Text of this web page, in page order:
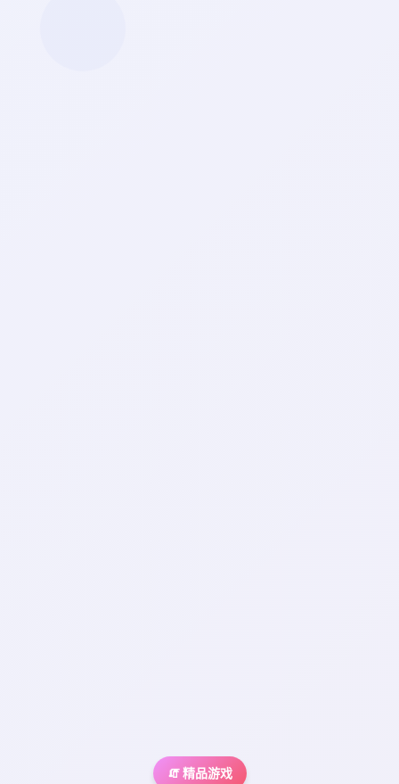
🧯 精品游戏